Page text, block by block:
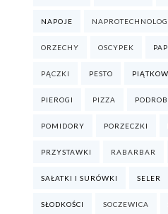
NAPOJE
ORZECHY OSCYPEK
PĄCZKI PESTO
PIEROGI PIZZA
POMIDORY PORZECZKI
PRZYSTAWKI RABARBAR
SAŁATKI I SURÓWKI SELER
SŁODKOŚCI SOCZEWICA